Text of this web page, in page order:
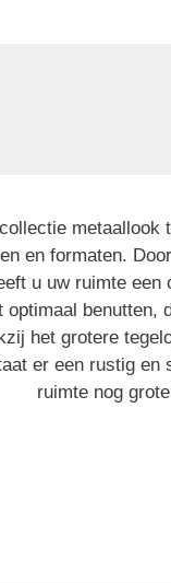
metaallook
en formaten.
u uw ruimte
benutten,
het grotere
er een rustig en
ruimte nog